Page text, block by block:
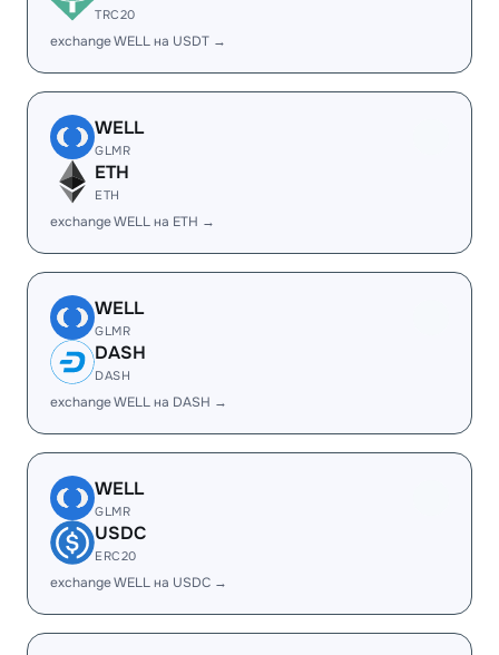
TRC20
exchange WELL на USDT →
WELL
GLMR
ETH
ETH
exchange WELL на ETH →
WELL
GLMR
DASH
DASH
exchange WELL на DASH →
WELL
GLMR
USDC
ERC20
exchange WELL на USDC →